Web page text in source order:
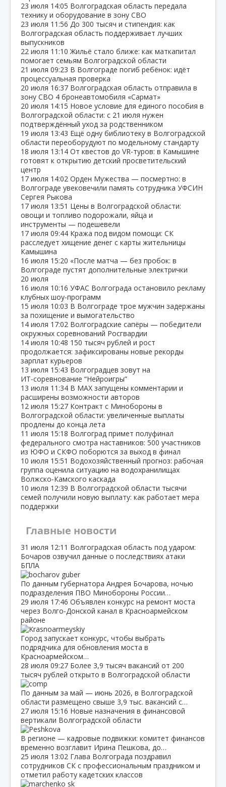
23 июля 14:05 Волгоградская область передала
технику и оборудование в зону СВО
23 июля 11:56 До 300 тысяч и стипендия: как
Волгоградская область поддерживает лучших
выпускников
22 июля 11:10 Жильё стало ближе: как маткапитал
помогает семьям Волгоградской области
21 июля 09:23 В Волгограде погиб ребёнок: идёт
процессуальная проверка
20 июля 16:37 Волгоградская область отправила в
зону СВО 4 бронеавтомобиля «Сармат»
20 июля 14:15 Новое условие для единого пособия в
Волгоградской области: с 21 июля нужен
подтверждённый уход за родственником
19 июля 13:43 Ещё одну библиотеку в Волгоградской
области переоборудуют по модельному стандарту
18 июля 13:14 От квестов до VR‑туров: в Камышине
готовят к открытию детский просветительский
центр
17 июля 14:02 Орден Мужества — посмертно: в
Волгограде увековечили память сотрудника УФСИН
Сергея Рыкова
17 июля 13:51 Цены в Волгоградской области:
овощи и топливо подорожали, яйца и
инструменты — подешевели
17 июля 09:44 Кража под видом помощи: СК
расследует хищение денег с карты жительницы
Камышина
16 июля 15:20 «После матча — без пробок: в
Волгограде пустят дополнительные электрички
20 июля
16 июля 10:16 УФАС Волгограда остановило рекламу
клубных шоу‑программ
15 июля 10:03 В Волгограде трое мужчин задержаны
за похищение и вымогательство
14 июля 17:02 Волгоградские сапёры — победители
окружных соревнований Росгвардии
14 июля 10:48 150 тысяч рублей и рост
продолжается: зафиксированы новые рекорды
зарплат курьеров
13 июля 15:43 Волгоградцев зовут на
ИТ‑соревнование “Нейроигры”
13 июля 11:34 В МАХ запущены комментарии и
расширены возможности авторов
12 июля 15:27 Контракт с Минобороны в
Волгоградской области: увеличенные выплаты
продлены до конца лета
11 июля 15:18 Волгоград примет полуфинал
федерального смотра наставников: 500 участников
из ЮФО и СКФО поборются за выход в финал
10 июля 15:51 Водохозяйственный прогноз: рабочая
группа оценила ситуацию на водохранилищах
Волжско‑Камского каскада
10 июля 12:39 В Волгоградской области тысячи
семей получили новую выплату: как работает мера
поддержки
Главные новости
31 июля 12:11 Волгоградская область под ударом:
Бочаров озвучил данные о последствиях атаки
БПЛА
По данным губернатора Андрея Бочарова, ночью
подразделения ПВО Минобороны России…
29 июля 17:46 Объявлен конкурс на ремонт моста
через Волго‑Донской канал в Красноармейском
районе
Город запускает конкурс, чтобы выбрать
подрядчика для обновления моста в
Красноармейском…
28 июля 09:27 Более 3,9 тысяч вакансий от 200
тысяч рублей открыто в Волгоградской области
По данным за май — июнь 2026, в Волгоградской
области размещено свыше 3,9 тыс. вакансий с…
27 июля 15:16 Новые назначения в финансовой
вертикали Волгоградской области
В регионе — кадровые подвижки: комитет финансов
временно возглавит Ирина Пешкова, до…
25 июля 13:02 Глава Волгограда поздравил
сотрудников СК с профессиональным праздником и
отметил работу кадетских классов